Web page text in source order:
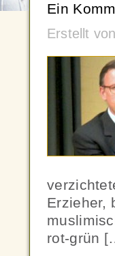
Ein
Erstellt
Erzieher,
rot-grün